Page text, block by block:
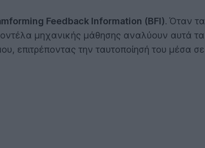
Feedback Information (BFI). Όταν τα
μηχανικής μάθησης αναλύουν αυτά τα
επιτρέποντας την ταυτοποίησή του μέσα σε